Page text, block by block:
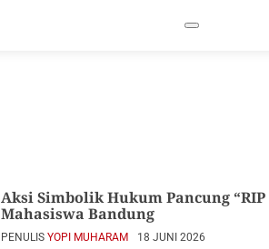
Aksi Simbolik Hukum Pancung
Mahasiswa Bandung
PENULIS YOPI MUHARAM 18 JUNI 2026